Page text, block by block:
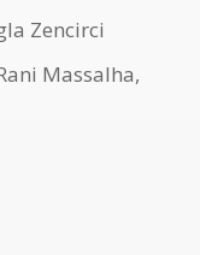
Zencirci
Massalha,